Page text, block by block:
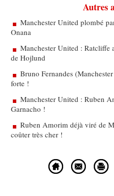
Autres
Manchester United plombé
Onana
Manchester United : Ratcliffe
de Hojlund
Bruno Fernandes
forte !
Manchester United : Ruben
Garnacho !
Ruben Amorim déjà viré de
coûter très cher !